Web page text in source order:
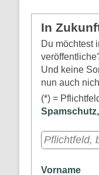
In
Du möchtest
Und keine
nun auch
(*) =
Vorname